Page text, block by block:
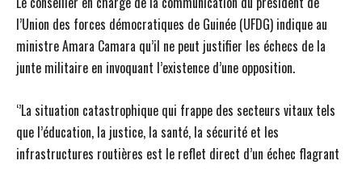
l’Union des forces démocratiques de Guinée (UFDG) indique au
ministre Amara Camara qu’il ne peut justifier les échecs de la
junte militaire en invoquant l’existence d’une opposition.
‘’La situation catastrophique qui frappe des secteurs vitaux tels
que l’éducation, la justice, la santé, la sécurité et les
infrastructures routières est le reflet direct d’un échec flagrant